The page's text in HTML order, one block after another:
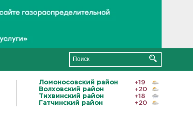
Ломоносовский район
+19
Волховский район
+20
Тихвинский район
+18
Гатчинский район
+20